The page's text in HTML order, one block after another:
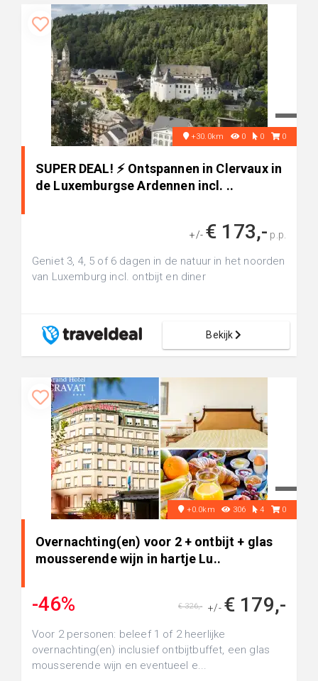
+30.0km 0 0 0
SUPER DEAL! ⚡ Ontspannen in Clervaux in
de Luxemburgse Ardennen incl. ..
+/- € 173,- p.p.
Geniet 3, 4, 5 of 6 dagen in de natuur in het noorden
van Luxemburg incl. ontbijt en diner
Bekijk
+0.0km 306 4 0
Overnachting(en) voor 2 + ontbijt + glas
mousserende wijn in hartje Lu..
-46% +/- € 179,-
€ 326,-
Voor 2 personen: beleef 1 of 2 heerlijke
overnachting(en) inclusief ontbijtbuffet, een glas
mousserende wijn en eventueel e...